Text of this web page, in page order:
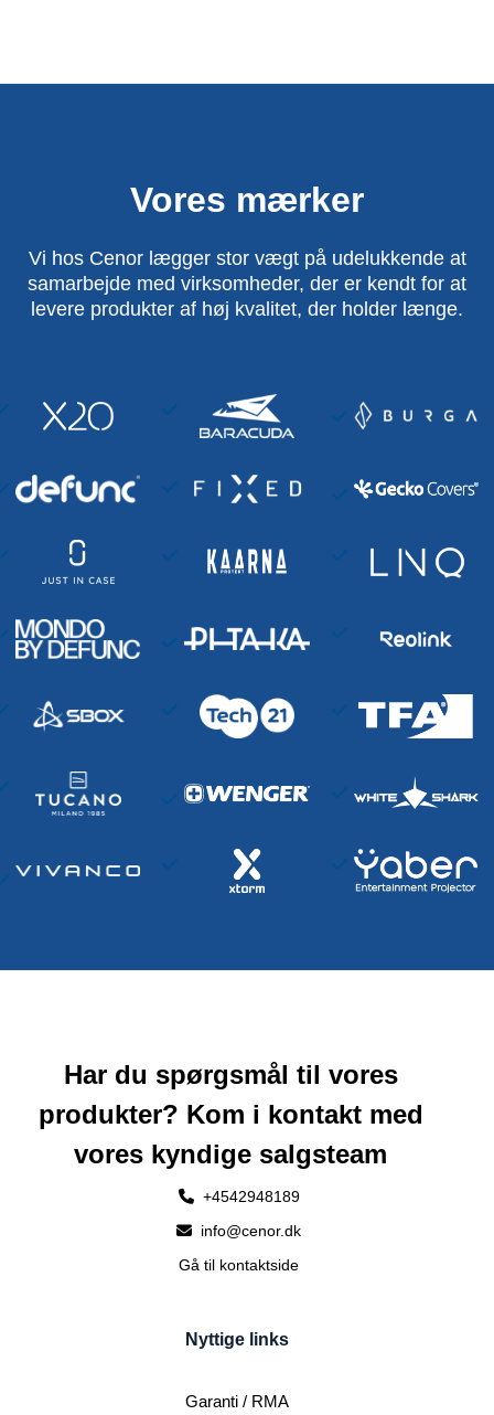
Vores mærker
Vi hos Cenor lægger stor vægt på udelukkende at
samarbejde med virksomheder, der er kendt for at
levere produkter af høj kvalitet, der holder længe.
Har du spørgsmål til vores
produkter? Kom i kontakt med
vores kyndige salgsteam
+4542948189
info@cenor.dk
Gå til kontaktside
Nyttige links
Garanti / RMA